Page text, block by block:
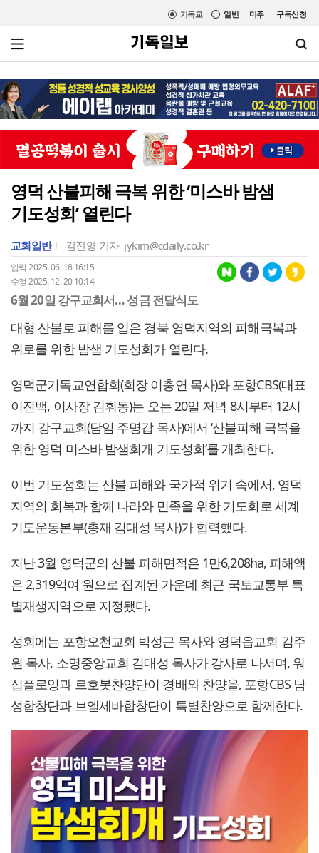
미주 구독신청
일반
기독교
영덕 산불피해 극복 위한 ‘미스바 밤샘
기도성회’ 열린다
교회일반 김진영 기자 jykim@cdaily.co.kr
입력 2025. 06. 18 16:15
수정 2025. 12. 20 10:14
6월 20일 강구교회서… 성금 전달식도
대형 산불로 피해를 입은 경북 영덕지역의 피해극복과
위로를 위한 밤샘 기도성회가 열린다.
영덕군기독교연합회(회장 이충연 목사)와 포항CBS(대표
이진백, 이사장 김휘동)는 오는 20일 저녁 8시부터 12시
까지 강구교회(담임 주명갑 목사)에서 ‘산불피해 극복을
위한 영덕 미스바 밤샘회개 기도성회’를 개최한다.
이번 기도성회는 산불 피해와 국가적 위기 속에서, 영덕
지역의 회복과 함께 나라와 민족을 위한 기도회로 세계
기도운동본부(총재 김대성 목사)가 협력했다.
지난 3월 영덕군의 산불 피해면적은 1만6,208ha, 피해액
은 2,319억여 원으로 집계된 가운데 최근 국토교통부 특
별재생지역으로 지정됐다.
성회에는 포항오천교회 박성근 목사와 영덕읍교회 김주
원 목사, 소명중앙교회 김대성 목사가 강사로 나서며, 워
십플로잉과 르호봇찬양단이 경배와 찬양을, 포항CBS 남
성합창단과 브엘세바합창단이 특별찬양으로 함께한다.